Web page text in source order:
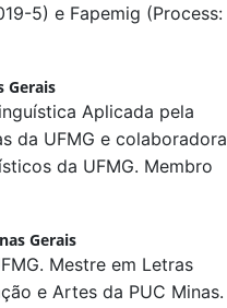
5) e Fapemig (Process:
Gerais
Aplicada pela
da UFMG e colaboradora
da UFMG. Membro
Gerais
Mestre em Letras
e Artes da PUC Minas.